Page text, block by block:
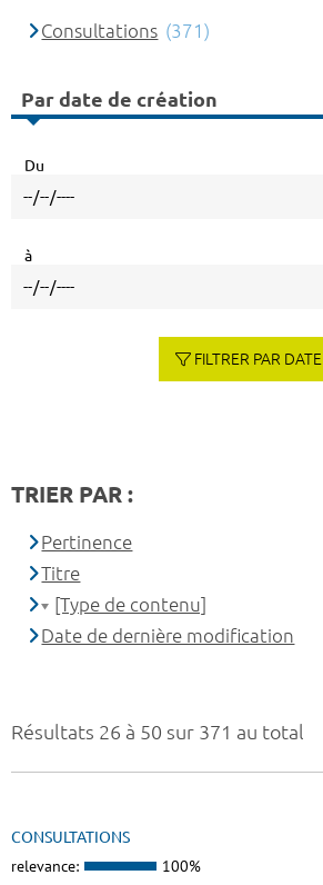
Résultats 26 à 50 sur 371 au total
CONSULTATIONS
relevance: 100%
Consultations (371)
Par date de création
Du
à
FILTRER PAR DATE
TRIER PAR :
Pertinence
Titre
[Type de contenu]
Date de dernière modification